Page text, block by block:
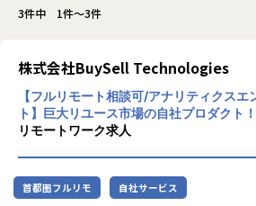
3件中 1件～3件
株式会社BuySell Technologies
【フルリモート相談可/アナリティクス
ト】巨大リユース市場の自社プロダクト
リモートワーク求人
首都圏フルリモ 自社サービス